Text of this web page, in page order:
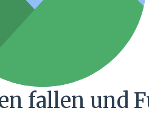
fallen und